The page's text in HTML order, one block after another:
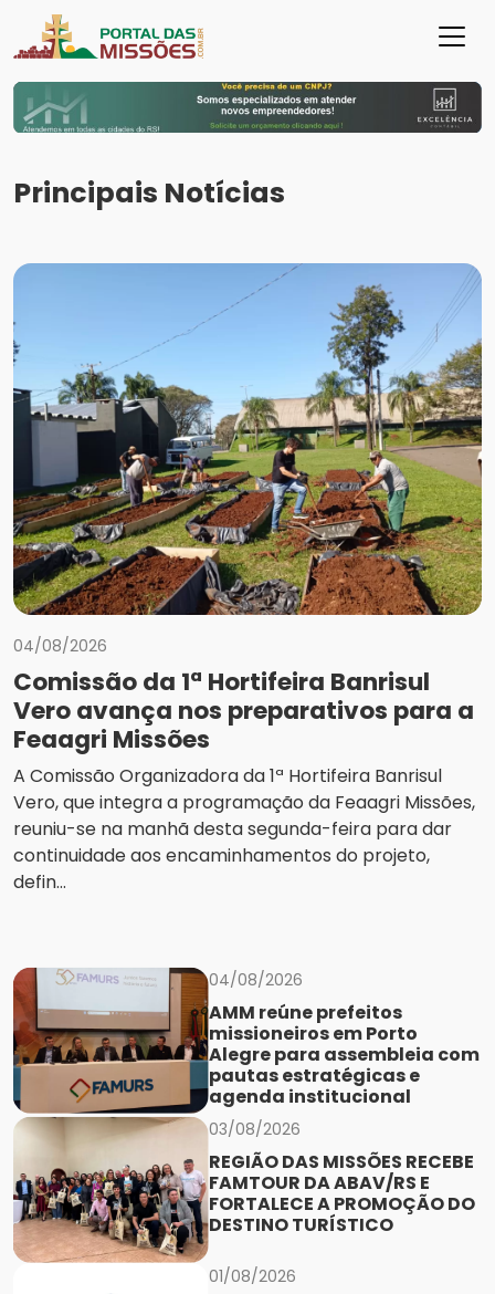
Principais Notícias
04/08/2026
Comissão da 1ª Hortifeira Banrisul
Vero avança nos preparativos para a
Feaagri Missões
A Comissão Organizadora da 1ª Hortifeira Banrisul
Vero, que integra a programação da Feaagri Missões,
reuniu-se na manhã desta segunda-feira para dar
continuidade aos encaminhamentos do projeto,
defin...
04/08/2026
AMM reúne prefeitos
missioneiros em Porto
Alegre para assembleia com
pautas estratégicas e
agenda institucional
03/08/2026
REGIÃO DAS MISSÕES RECEBE
FAMTOUR DA ABAV/RS E
FORTALECE A PROMOÇÃO DO
DESTINO TURÍSTICO
01/08/2026